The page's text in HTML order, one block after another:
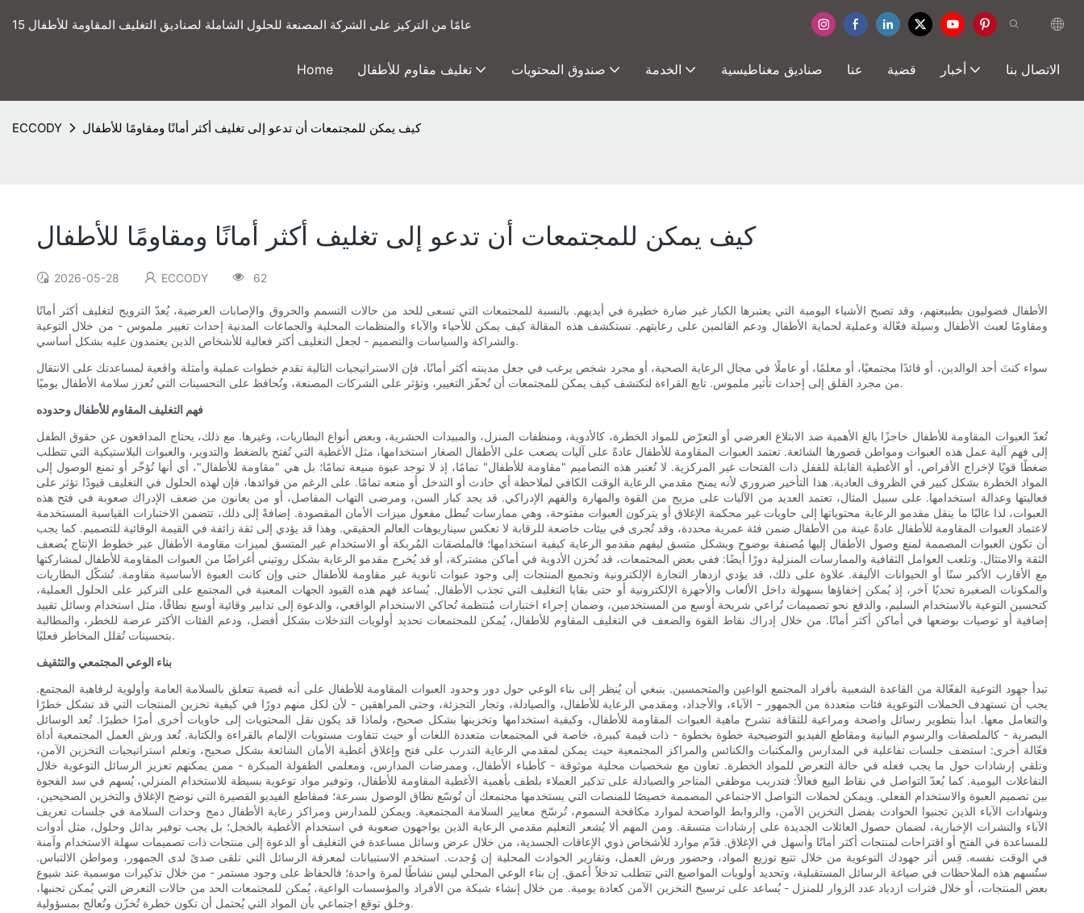
15 عامًا من التركيز على الشركة المصنعة للحلول الشاملة لصناديق التغليف المقاومة للأطفال
Home تغليف مقاوم للأطفال صندوق المحتويات الخدمة صناديق مغناطيسية عنا قضية أخبار الاتصال بنا
ECCODY كيف يمكن للمجتمعات أن تدعو إلى تغليف أكثر أمانًا ومقاومًا للأطفال
كيف يمكن للمجتمعات أن تدعو إلى تغليف أكثر أمانًا ومقاومًا للأطفال
2026-05-28 ECCODY 62
الأطفال فضوليون بطبيعتهم، وقد تصبح الأشياء اليومية التي يعتبرها الكبار غير ضارة خطيرة في أيديهم. بالنسبة للمجتمعات التي تسعى للحد من حالات التسمم والحروق والإصابات العرضية، يُعدّ الترويج لتغليف أكثر أمانًا
ومقاومًا لعبث الأطفال وسيلة فعّالة وعملية لحماية الأطفال ودعم القائمين على رعايتهم. تستكشف هذه المقالة كيف يمكن للأحياء والآباء والمنظمات المحلية والجماعات المدنية إحداث تغيير ملموس - من خلال التوعية
والشراكة والسياسات والتصميم - لجعل التغليف أكثر فعالية للأشخاص الذين يعتمدون عليه بشكل أساسي.
سواء كنتَ أحد الوالدين، أو قائدًا مجتمعيًا، أو معلمًا، أو عاملًا في مجال الرعاية الصحية، أو مجرد شخص يرغب في جعل مدينته أكثر أمانًا، فإن الاستراتيجيات التالية تقدم خطوات عملية وأمثلة واقعية لمساعدتك على الانتقال
من مجرد القلق إلى إحداث تأثير ملموس. تابع القراءة لتكتشف كيف يمكن للمجتمعات أن تُحفّز التغيير، وتؤثر على الشركات المصنعة، وتُحافظ على التحسينات التي تُعزز سلامة الأطفال يوميًا.
فهم التغليف المقاوم للأطفال وحدوده
تُعدّ العبوات المقاومة للأطفال حاجزًا بالغ الأهمية ضد الابتلاع العرضي أو التعرّض للمواد الخطرة، كالأدوية، ومنظفات المنزل، والمبيدات الحشرية، وبعض أنواع البطاريات، وغيرها. مع ذلك، يحتاج المدافعون عن حقوق الطفل
إلى فهم آلية عمل هذه العبوات ومواطن قصورها الشائعة. تعتمد العبوات المقاومة للأطفال عادةً على آليات يصعب على الأطفال الصغار استخدامها، مثل الأغطية التي تُفتح بالضغط والتدوير، والعبوات البلاستيكية التي تتطلب
ضغطًا قويًا لإخراج الأقراص، أو الأغطية القابلة للقفل ذات الفتحات غير المركزية. لا تُعتبر هذه التصاميم "مقاومة للأطفال" تمامًا، إذ لا توجد عبوة منيعة تمامًا؛ بل هي "مقاومة للأطفال"، أي أنها تُؤخّر أو تمنع الوصول إلى
المواد الخطرة بشكل كبير في الظروف العادية. هذا التأخير ضروري لأنه يمنح مقدمي الرعاية الوقت الكافي لملاحظة أي حادث أو التدخل أو منعه تمامًا. على الرغم من فوائدها، فإن لهذه الحلول في التغليف قيودًا تؤثر على
فعاليتها وعدالة استخدامها. على سبيل المثال، تعتمد العديد من الآليات على مزيج من القوة والمهارة والفهم الإدراكي. قد يجد كبار السن، ومرضى التهاب المفاصل، أو من يعانون من ضعف الإدراك صعوبة في فتح هذه
العبوات، لذا غالبًا ما ينقل مقدمو الرعاية محتوياتها إلى حاويات غير محكمة الإغلاق أو يتركون العبوات مفتوحة، وهي ممارسات تُبطل مفعول ميزات الأمان المقصودة. إضافةً إلى ذلك، تتضمن الاختبارات القياسية المستخدمة
لاعتماد العبوات المقاومة للأطفال عادةً عينة من الأطفال ضمن فئة عمرية محددة، وقد تُجرى في بيئات خاضعة للرقابة لا تعكس سيناريوهات العالم الحقيقي. وهذا قد يؤدي إلى ثقة زائفة في القيمة الوقائية للتصميم. كما يجب
أن تكون العبوات المصممة لمنع وصول الأطفال إليها مُصنفة بوضوح وبشكل متسق ليفهم مقدمو الرعاية كيفية استخدامها؛ فالملصقات المُربكة أو الاستخدام غير المتسق لميزات مقاومة الأطفال عبر خطوط الإنتاج يُضعف
الثقة والامتثال. وتلعب العوامل الثقافية والممارسات المنزلية دورًا أيضًا: ففي بعض المجتمعات، قد تُخزن الأدوية في أماكن مشتركة، أو قد يُخرج مقدمو الرعاية بشكل روتيني أغراضًا من العبوات المقاومة للأطفال لمشاركتها
مع الأقارب الأكبر سنًا أو الحيوانات الأليفة. علاوة على ذلك، قد يؤدي ازدهار التجارة الإلكترونية وتجميع المنتجات إلى وجود عبوات ثانوية غير مقاومة للأطفال حتى وإن كانت العبوة الأساسية مقاومة. تُشكّل البطاريات
والمكونات الصغيرة تحديًا آخر، إذ يُمكن إخفاؤها بسهولة داخل الألعاب والأجهزة الإلكترونية أو حتى بقايا التغليف التي تجذب الأطفال. يُساعد فهم هذه القيود الجهات المعنية في المجتمع على التركيز على الحلول العملية،
كتحسين التوعية بالاستخدام السليم، والدفع نحو تصميمات تُراعي شريحة أوسع من المستخدمين، وضمان إجراء اختبارات مُنتظمة تُحاكي الاستخدام الواقعي، والدعوة إلى تدابير وقائية أوسع نطاقًا، مثل استخدام وسائل تقييد
إضافية أو توصيات بوضعها في أماكن أكثر أمانًا. من خلال إدراك نقاط القوة والضعف في التغليف المقاوم للأطفال، يُمكن للمجتمعات تحديد أولويات التدخلات بشكل أفضل، ودعم الفئات الأكثر عرضة للخطر، والمطالبة
بتحسينات تُقلل المخاطر فعليًا.
بناء الوعي المجتمعي والتثقيف
تبدأ جهود التوعية الفعّالة من القاعدة الشعبية بأفراد المجتمع الواعين والمتحمسين. ينبغي أن يُنظر إلى بناء الوعي حول دور وحدود العبوات المقاومة للأطفال على أنه قضية تتعلق بالسلامة العامة وأولوية لرفاهية المجتمع.
يجب أن تستهدف الحملات التوعوية فئات متعددة من الجمهور - الآباء، والأجداد، ومقدمي الرعاية للأطفال، والصيادلة، وتجار التجزئة، وحتى المراهقين - لأن لكل منهم دورًا في كيفية تخزين المنتجات التي قد تشكل خطرًا
والتعامل معها. ابدأ بتطوير رسائل واضحة ومراعية للثقافة تشرح ماهية العبوات المقاومة للأطفال، وكيفية استخدامها وتخزينها بشكل صحيح، ولماذا قد يكون نقل المحتويات إلى حاويات أخرى أمرًا خطيرًا. تُعد الوسائل
البصرية - كالملصقات والرسوم البيانية ومقاطع الفيديو التوضيحية خطوة بخطوة - ذات قيمة كبيرة، خاصة في المجتمعات متعددة اللغات أو حيث تتفاوت مستويات الإلمام بالقراءة والكتابة. تُعد ورش العمل المجتمعية أداة
فعّالة أخرى: استضف جلسات تفاعلية في المدارس والمكتبات والكنائس والمراكز المجتمعية حيث يمكن لمقدمي الرعاية التدرب على فتح وإغلاق أغطية الأمان الشائعة بشكل صحيح، وتعلم استراتيجيات التخزين الآمن،
وتلقي إرشادات حول ما يجب فعله في حالة التعرض للمواد الخطرة. تعاون مع شخصيات محلية موثوقة - كأطباء الأطفال، وممرضات المدارس، ومعلمي الطفولة المبكرة - ممن يمكنهم تعزيز الرسائل التوعوية خلال
التفاعلات اليومية. كما يُعدّ التواصل في نقاط البيع فعالاً: فتدريب موظفي المتاجر والصيادلة على تذكير العملاء بلطف بأهمية الأغطية المقاومة للأطفال، وتوفير مواد توعوية بسيطة للاستخدام المنزلي، يُسهم في سد الفجوة
بين تصميم العبوة والاستخدام الفعلي. ويمكن لحملات التواصل الاجتماعي المصممة خصيصًا للمنصات التي يستخدمها مجتمعك أن تُوسّع نطاق الوصول بسرعة؛ فمقاطع الفيديو القصيرة التي توضح الإغلاق والتخزين الصحيحين،
وشهادات الآباء الذين تجنبوا الحوادث بفضل التخزين الآمن، والروابط الواضحة لموارد مكافحة السموم، تُرسّخ معايير السلامة المجتمعية. ويمكن للمدارس ومراكز رعاية الأطفال دمج وحدات السلامة في جلسات تعريف
الآباء والنشرات الإخبارية، لضمان حصول العائلات الجديدة على إرشادات متسقة. ومن المهم ألا يُشعر التعليم مقدمي الرعاية الذين يواجهون صعوبة في استخدام الأغطية بالخجل؛ بل يجب توفير بدائل وحلول، مثل أدوات
للمساعدة في الفتح أو اقتراحات لمنتجات أكثر أمانًا وأسهل في الإغلاق. قدّم موارد للأشخاص ذوي الإعاقات الجسدية، من خلال عرض وسائل مساعدة في التغليف أو الدعوة إلى منتجات ذات تصميمات سهلة الاستخدام وآمنة
في الوقت نفسه. قِس أثر جهودك التوعوية من خلال تتبع توزيع المواد، وحضور ورش العمل، وتقارير الحوادث المحلية إن وُجدت. استخدم الاستبيانات لمعرفة الرسائل التي تلقى صدىً لدى الجمهور، ومواطن الالتباس.
ستُسهم هذه الملاحظات في صياغة الرسائل المستقبلية، وتحديد أولويات المواضيع التي تتطلب تدخلاً أعمق. إن بناء الوعي المحلي ليس نشاطًا لمرة واحدة؛ فالحفاظ على وجود مستمر - من خلال تذكيرات موسمية عند شيوع
بعض المنتجات، أو خلال فترات ازدياد عدد الزوار للمنزل - يُساعد على ترسيخ التخزين الآمن كعادة يومية. من خلال إنشاء شبكة من الأفراد والمؤسسات الواعية، يُمكن للمجتمعات الحد من حالات التعرض التي يُمكن تجنبها،
وخلق توقع اجتماعي بأن المواد التي يُحتمل أن تكون خطرة تُخزّن وتُعالج بمسؤولية.